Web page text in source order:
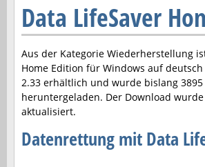
Data LifeSaver
Aus der Kategorie Wiederherstellung
Home Edition für Windows auf
2.33 erhältlich und wurde bislang 3895
heruntergeladen. Der Download
aktualisiert.
Datenrettung mit Data